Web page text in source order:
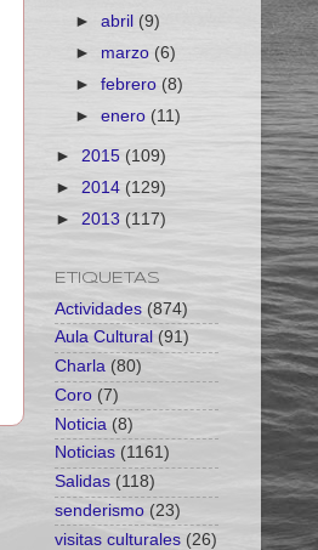
►abril (9)
► marzo (6)
►febrero (8)
►enero(11)
► 2015 (109)
► 2014 (129)
► 2013 (117)
ETIQUETAS
Actividades (874)
Aula Cultural (91)
Charla (80)
Coro (7)
Noticia (8)
Noticias (1161)
Salidas (118)
senderismo (23)
visitas culturales (26)